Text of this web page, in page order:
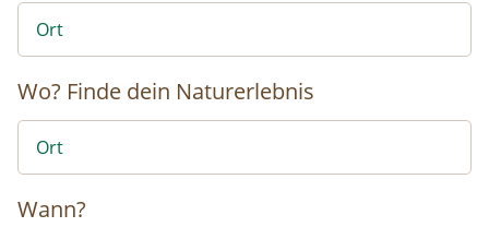
Wo? Finde dein Naturerlebnis
Wann?